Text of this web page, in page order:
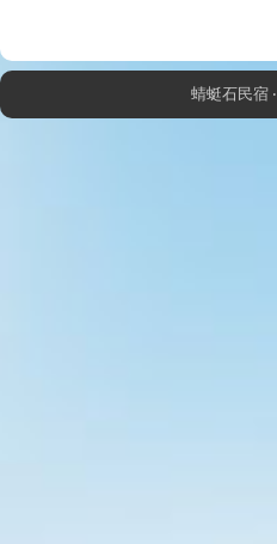
蜻蜓石民宿 ‧